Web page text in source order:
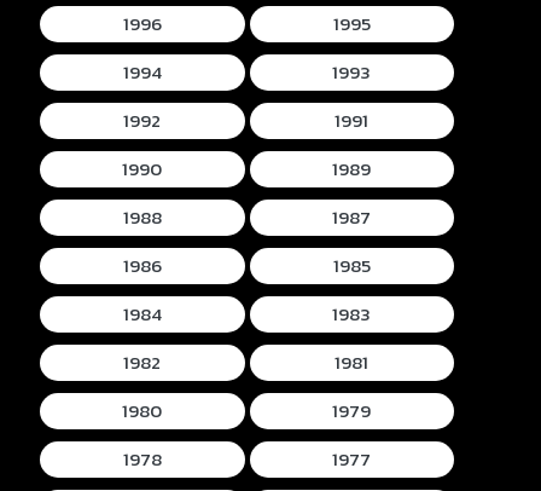
1996
1995
1994
1993
1992
1991
1990
1989
1988
1987
1986
1985
1984
1983
1982
1981
1980
1979
1978
1977